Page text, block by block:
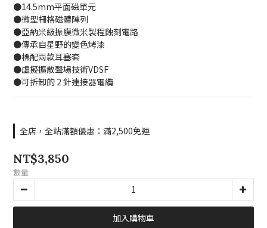
●14.5mm平面磁單元
●微型柵格磁體陣列
●亞納米級振膜微米製程蝕刻電路
●傳承自星野的變色烤漆
●標配兩款耳塞套
●虛擬擴散聲場技術VDSF
●可拆卸的 2 針連接器電纜
全店，全站滿額優惠：滿2,500免運
NT$3,850
數量
加入購物車